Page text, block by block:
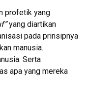
profetik yang
yang diartikan
pada prinsipnya
manusia.
Serta
apa yang mereka